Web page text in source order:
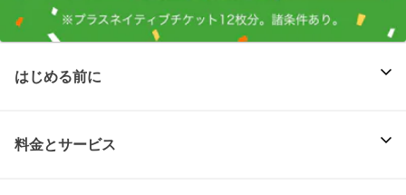
はじめる前に
料金とサービス